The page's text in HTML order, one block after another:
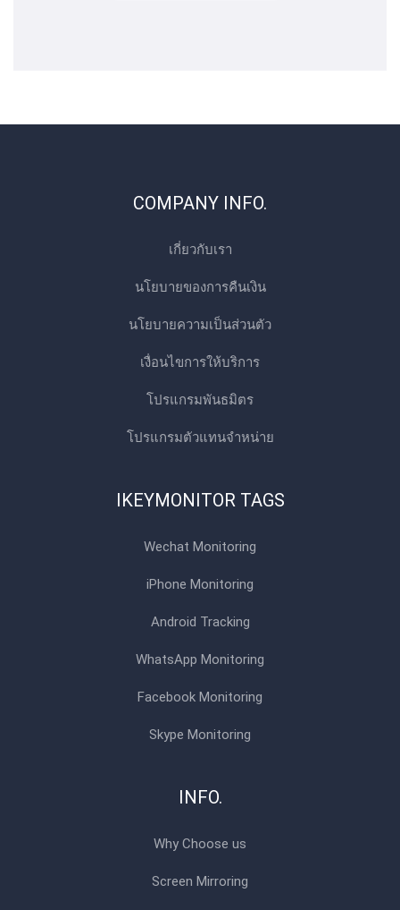
COMPANY INFO.
เกี่ยวกับเรา
นโยบายของการคืนเงิน
นโยบายความเป็นส่วนตัว
เงื่อนไขการให้บริการ
โปรแกรมพันธมิตร
โปรแกรมตัวแทนจําหน่าย
IKEYMONITOR TAGS
Wechat Monitoring
iPhone Monitoring
Android Tracking
WhatsApp Monitoring
Facebook Monitoring
Skype Monitoring
INFO.
Why Choose us
Screen Mirroring